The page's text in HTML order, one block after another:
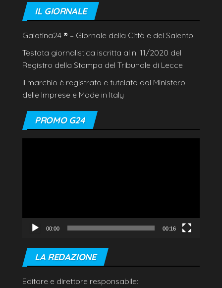
IL GIORNALE
Galatina24 ® – Giornale della Città e del Salento
Testata giornalistica iscritta al n. 11/2020 del
Registro della Stampa del Tribunale di Lecce
Il marchio è registrato e tutelato dal Ministero
delle Imprese e Made in Italy
PROMO G24
00:00 00:16
LA REDAZIONE
Editore e direttore responsabile: